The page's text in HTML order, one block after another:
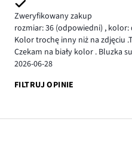
Zweryfikowany zakup
rozmiar: 36 (odpowiedni) , kolor:
Kolor trochę inny niż na zdjęciu
Czekam na biały kolor . Bluzka
2026-06-28
FILTRUJ OPINIE